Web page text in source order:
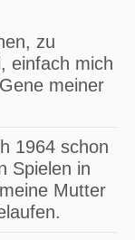
zu
einfach mich
meiner
1964 schon
Spielen in
Mutter